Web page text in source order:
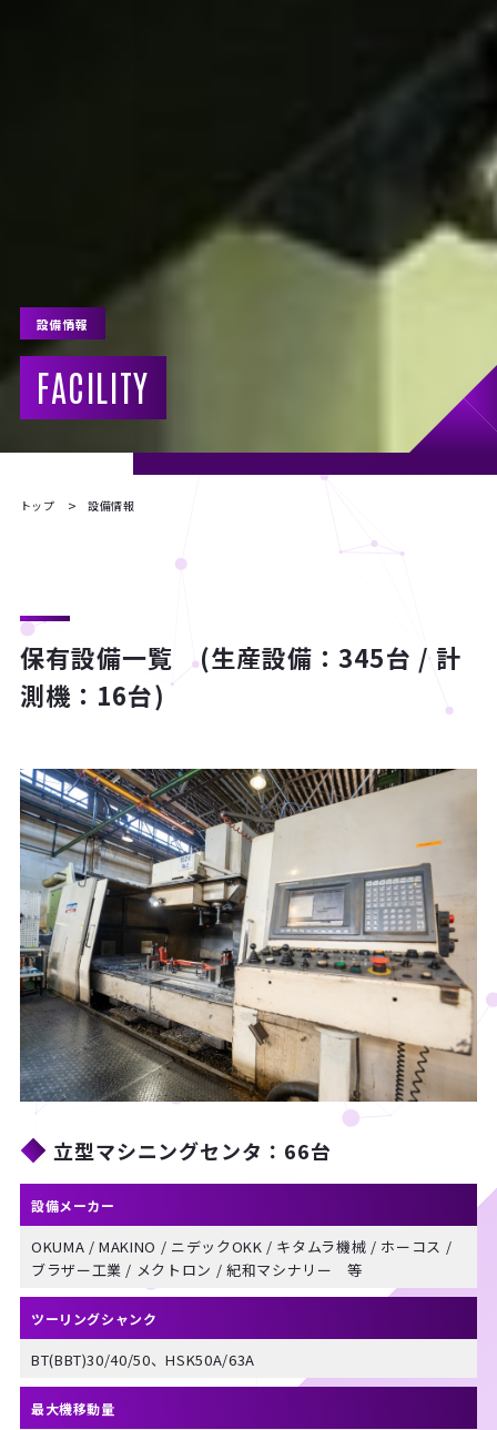
設備情報
FACILITY
トップ 設備情報
保有設備一覧 (生産設備：345台 / 計
測機：16台)
立型マシニングセンタ：66台
設備メーカー
OKUMA / MAKINO / ニデックOKK / キタムラ機械 / ホーコス /
ブラザー工業 / メクトロン / 紀和マシナリー　等
ツーリングシャンク
最大機移動量